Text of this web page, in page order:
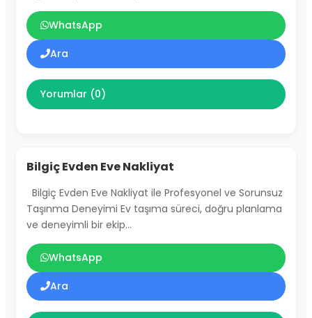
WhatsApp
Ara
Yorumlar (0)
Bilgiç Evden Eve Nakliyat
Bilgiç Evden Eve Nakliyat ile Profesyonel ve Sorunsuz
Taşınma Deneyimi Ev taşıma süreci, doğru planlama
ve deneyimli bir ekip…
WhatsApp
Ara